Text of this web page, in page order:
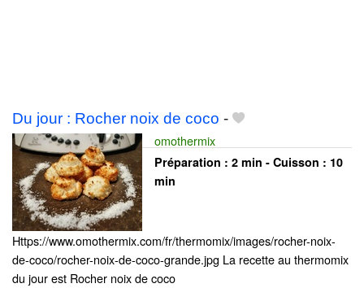
Du jour : Rocher noix de coco -
omothermix
Préparation : 2 min - Cuisson : 10
min
Https://www.omothermix.com/fr/thermomix/images/rocher-noix-
de-coco/rocher-noix-de-coco-grande.jpg La recette au thermomix
du jour est Rocher noix de coco